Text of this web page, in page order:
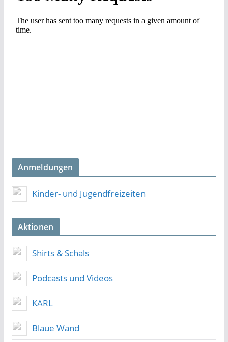
Anmeldungen
Kinder- und Jugendfreizeiten
Aktionen
Shirts & Schals
Podcasts und Videos
KARL
Blaue Wand